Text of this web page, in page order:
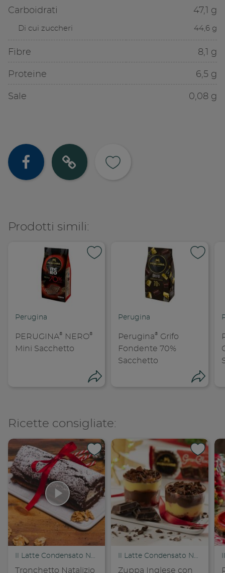
Carboidrati 47,1 g
Di cui zuccheri 44,6 g
Fibre 8,1 g
Proteine 6,5 g
Sale 0,08 g
Prodotti simili:
Perugina
PERUGINA® NERO®
Mini Sacchetto
Condividi su
Copia link
Perugina
Perugina®
Grifo
Fondente 70%
Sacchetto
Ricette consigliate:
Tronchetto Natalizio Zuppa Inglese con